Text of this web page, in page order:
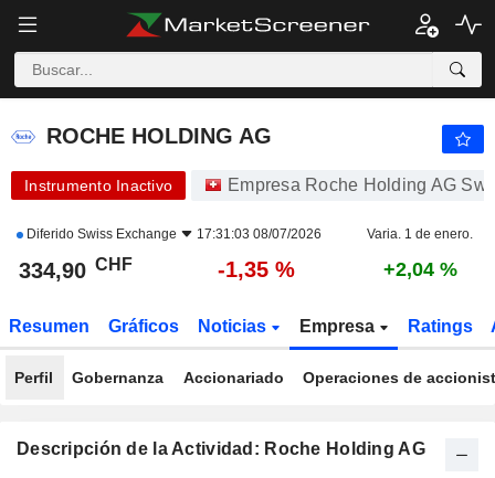
ROCHE HOLDING AG
ROCHE HOLDING AG
Instrumento Inactivo Empresa Roche Holding AG
Diferido Swiss Exchange 17:31:03 08/07/2026 Varia. 1 de enero.
334,90 CHF -1,35 % +2,04 %
Resumen Gráficos Noticias Empresa Ratings
Perfil Gobernanza Accionariado Operaciones de
Descripción de la Actividad: Roche Holding AG